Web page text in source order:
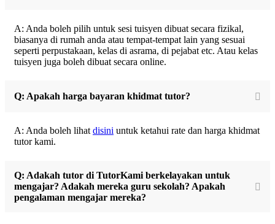
A: Anda boleh pilih untuk sesi tuisyen dibuat secara fizikal,
biasanya di rumah anda atau tempat-tempat lain yang sesuai
seperti perpustakaan, kelas di asrama, di pejabat etc. Atau kelas
tuisyen juga boleh dibuat secara online.
Q: Apakah harga bayaran khidmat tutor?
A: Anda boleh lihat disini untuk ketahui rate dan harga khidmat
tutor kami.
Q: Adakah tutor di TutorKami berkelayakan untuk
mengajar? Adakah mereka guru sekolah? Apakah
pengalaman mengajar mereka?